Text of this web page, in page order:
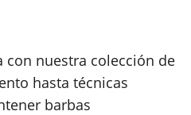
nuestra colección de
hasta técnicas
barbas